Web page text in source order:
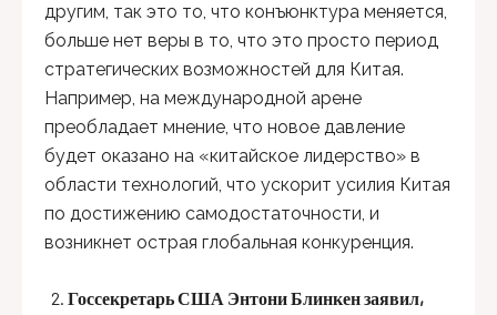
другим, так это то, что конъюнктура меняется,
больше нет веры в то, что это просто период
стратегических возможностей для Китая.
Например, на международной арене
преобладает мнение, что новое давление
будет оказано на «китайское лидерство» в
области технологий, что ускорит усилия Китая
по достижению самодостаточности, и
возникнет острая глобальная конкуренция.
Госсекретарь США Энтони Блинкен заявил,